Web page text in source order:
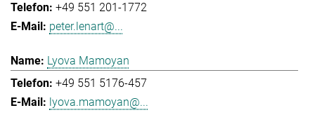
+49 551 201-1772
peter.lenart@...
Lyova Mamoyan
+49 551 5176-457
lyova.mamoyan@...